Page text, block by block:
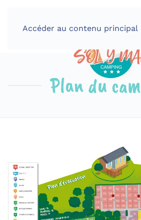
Accéder au contenu principal
Plan du